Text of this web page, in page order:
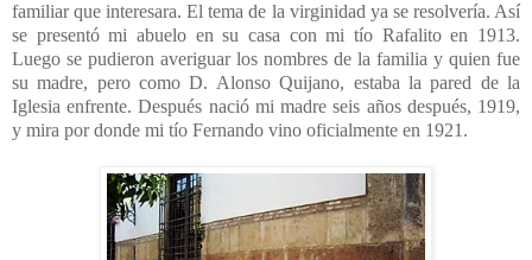
familiar que interesara. El tema de la virginidad ya se resolvería. Así
se presentó mi abuelo en su casa con mi tío Rafalito en 1913.
Luego se pudieron averiguar los nombres de la familia y quien fue
su madre, pero como D. Alonso Quijano, estaba la pared de la
Iglesia enfrente. Después nació mi madre seis años después, 1919,
y mira por donde mi tío Fernando vino oficialmente en 1921.